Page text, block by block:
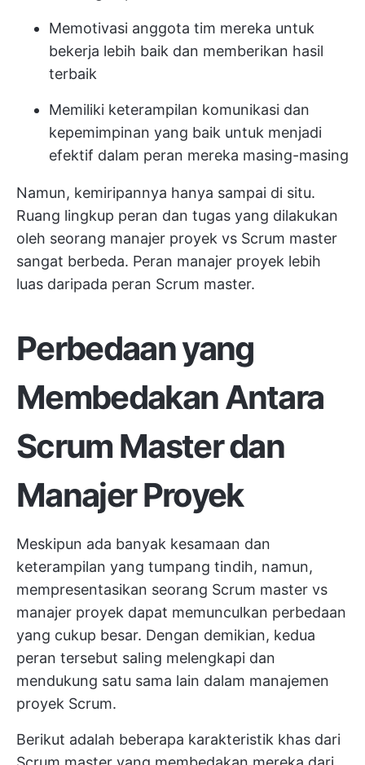
Memotivasi anggota tim mereka untuk
bekerja lebih baik dan memberikan hasil
terbaik
Memiliki keterampilan komunikasi dan
kepemimpinan yang baik untuk menjadi
efektif dalam peran mereka masing-masing
Namun, kemiripannya hanya sampai di situ.
Ruang lingkup peran dan tugas yang dilakukan
oleh seorang manajer proyek vs Scrum master
sangat berbeda. Peran manajer proyek lebih
luas daripada peran Scrum master.
Perbedaan yang
Membedakan Antara
Scrum Master dan
Manajer Proyek
Meskipun ada banyak kesamaan dan
keterampilan yang tumpang tindih, namun,
mempresentasikan seorang Scrum master vs
manajer proyek dapat memunculkan perbedaan
yang cukup besar. Dengan demikian, kedua
peran tersebut saling melengkapi dan
mendukung satu sama lain dalam manajemen
proyek Scrum.
Berikut adalah beberapa karakteristik khas dari